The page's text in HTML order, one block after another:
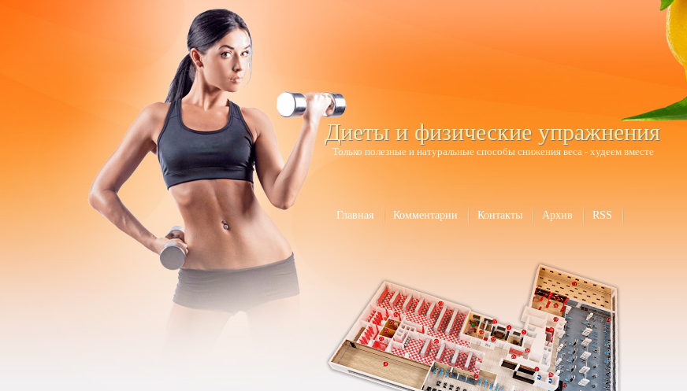
Диеты и физические упражнения
Только полезные и натуральные способы снижения веса - худеем вместе
Главная Комментарии Контакты Архив RSS